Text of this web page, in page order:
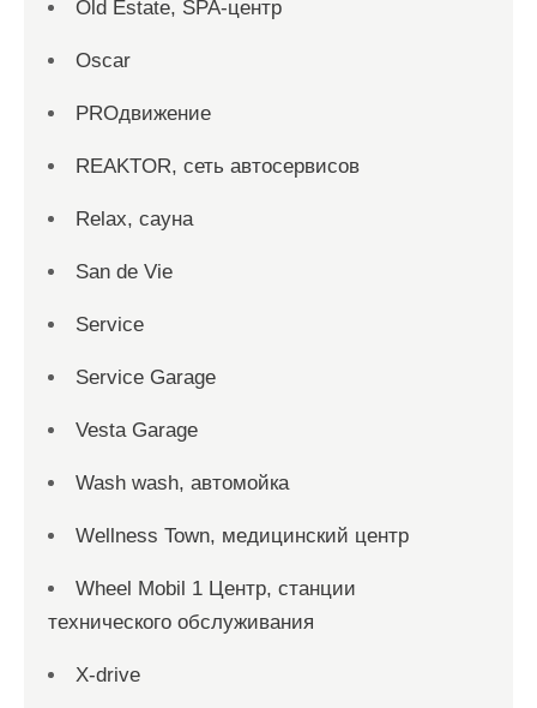
Old Estate, SPA-центр
Oscar
PROдвижение
REAKTOR, сеть автосервисов
Relax, сауна
San dе Vie
Service
Service Garage
Vesta Garage
Wash wash, автомойка
Wellness Town, медицинский центр
Wheel Mobil 1 Центр, станции
технического обслуживания
X-drive